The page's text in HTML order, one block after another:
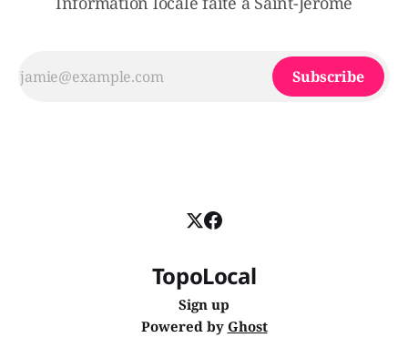
Subscribe
TopoLocal
Sign up
Powered by Ghost